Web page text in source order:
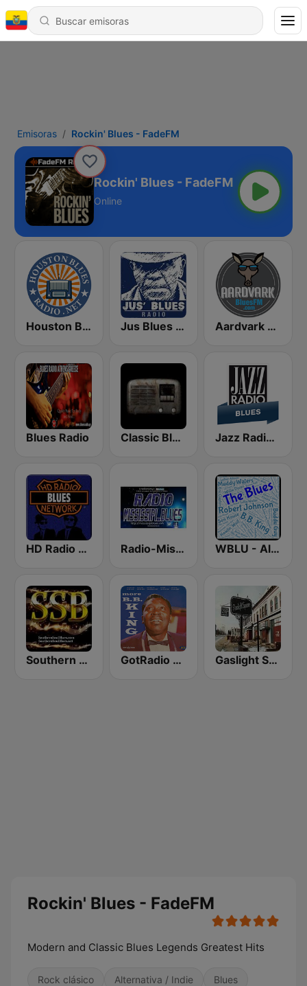
Emisoras Rockin' Blues - FadeFM
Rockin' Blues - FadeFM
Online
Houston Blues Radio Jus Blues Radio Aardvark Blues FM
Blues Radio Classic Blues Radio Jazz Radio Blues
HD Radio - The Blues Radio-Mississipi Blues WBLU - All Blues Radio
Southern Soul Blues GotRadio - Bit O' Blues Gaslight Square Blues
Rockin' Blues - FadeFM
Modern and Classic Blues Legends Greatest Hits
Rock clásico Alternativa / Indie Blues